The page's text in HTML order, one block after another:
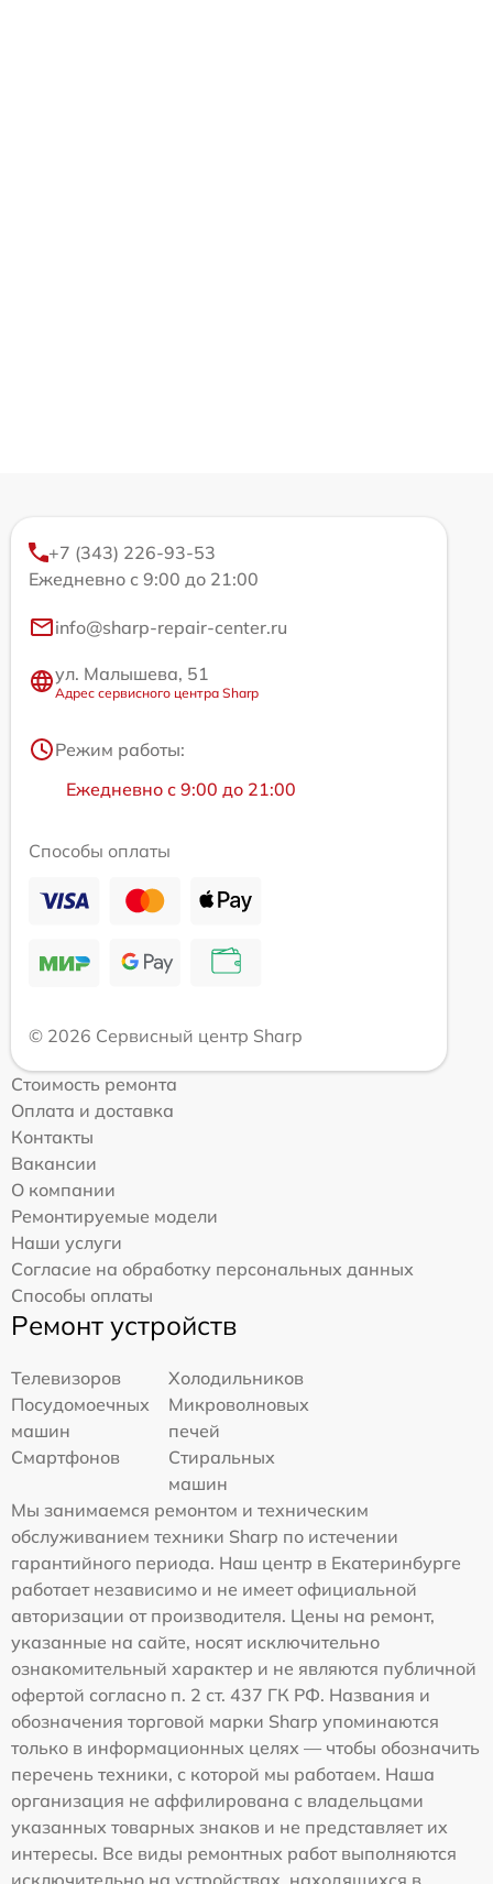
+7 (343) 226-93-53
Ежедневно с 9:00 до 21:00
info@sharp-repair-center.ru
ул. Малышева, 51
Адрес сервисного центра Sharp
Режим работы:
Ежедневно с 9:00 до 21:00
Способы оплаты
© 2026 Сервисный центр Sharp
Стоимость ремонта
Оплата и доставка
Контакты
Вакансии
О компании
Ремонтируемые модели
Наши услуги
Согласие на обработку персональных данных
Способы оплаты
Ремонт устройств
Телевизоров
Холодильников
Посудомоечных
машин
Микроволновых
печей
Смартфонов
Стиральных
машин
Мы занимаемся ремонтом и техническим
обслуживанием техники Sharp по истечении
гарантийного периода. Наш центр в Екатеринбурге
работает независимо и не имеет официальной
авторизации от производителя. Цены на ремонт,
указанные на сайте, носят исключительно
ознакомительный характер и не являются публичной
офертой согласно п. 2 ст. 437 ГК РФ. Названия и
обозначения торговой марки Sharp упоминаются
только в информационных целях — чтобы обозначить
перечень техники, с которой мы работаем. Наша
организация не аффилирована с владельцами
указанных товарных знаков и не представляет их
интересы. Все виды ремонтных работ выполняются
исключительно на устройствах, находящихся в